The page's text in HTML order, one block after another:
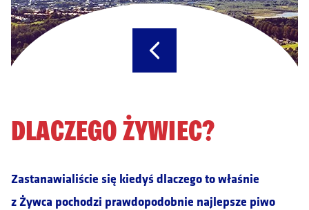
POTWIERDŹ
DLACZEGO ŻYWIEC?
Zastanawialiście się kiedyś dlaczego to właśnie
z Żywca pochodzi prawdopodobnie najlepsze piwo